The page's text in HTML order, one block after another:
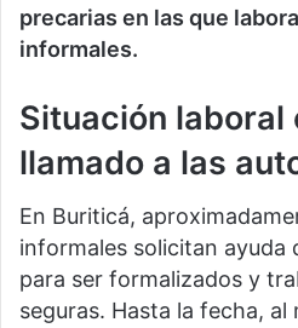
precarias en las que
informales.
Situación laboral
llamado a las
En Buriticá,
informales solicitan ayuda
para ser formalizados y
seguras. Hasta la fecha, al